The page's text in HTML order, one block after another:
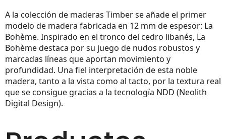
A la colección de maderas Timber se añade el primer
modelo de madera fabricada en 12 mm de espesor: La
Bohème. Inspirado en el tronco del cedro libanés, La
Bohème destaca por su juego de nudos robustos y
marcadas líneas que aportan movimiento y
profundidad. Una fiel interpretación de esta noble
madera, tanto a la vista como al tacto, por la textura real
que se consigue gracias a la tecnología NDD (Neolith
Digital Design).